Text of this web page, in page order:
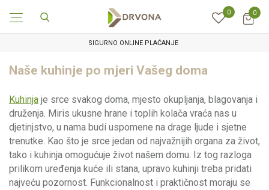
0 0
SIGURNO ONLINE PLAĆANJE
Naše kuhinje po mjeri Vašeg doma
Kuhinja je srce svakog doma, mjesto okupljanja, blagovanja i
druženja. Miris ukusne hrane i toplih kolača vraća nas u
djetinjstvo, u nama budi uspomene na drage ljude i sjetne
trenutke. Kao što je srce jedan od najvažnijih organa za život,
tako i kuhinja omogućuje život našem domu. Iz tog razloga
prilikom uređenja kuće ili stana, upravo kuhinji treba pridati
najveću pozornost. Funkcionalnost i praktičnost moraju se